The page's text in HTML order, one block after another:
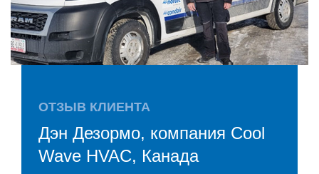
ОТЗЫВ КЛИЕНТА
Дэн Дезормо, компания Cool
Wave HVAC, Канада